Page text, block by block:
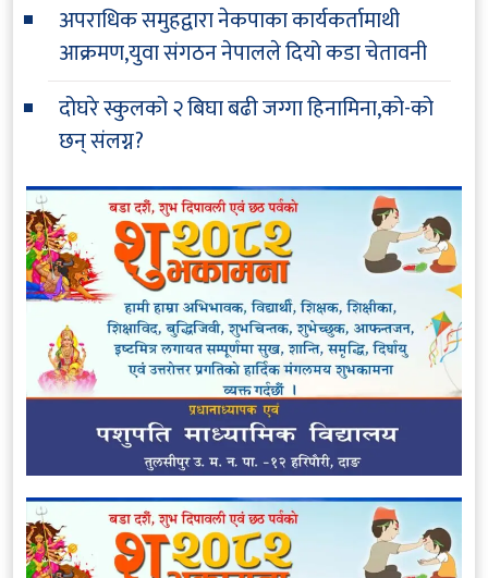
अपराधिक समुहद्वारा नेकपाका कार्यकर्तामाथी
आक्रमण,युवा संगठन नेपालले दियो कडा चेतावनी
दोघरे स्कुलको २ बिघा बढी जग्गा हिनामिना,को-को
छन् संलग्न?